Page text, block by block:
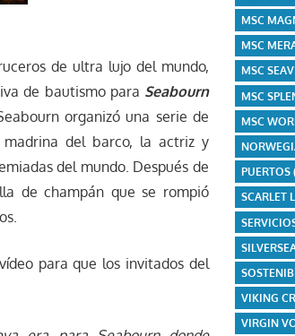
de ultra lujo del mundo,
de bautismo para Seabourn
organizó una serie de
del barco, la actriz y
del mundo. Después de
de champán que se rompió
para que los invitados del
MSC
MSC
MSC
MSC
MSC
PUERTOS
SCARLET
VIKING
VIRGIN